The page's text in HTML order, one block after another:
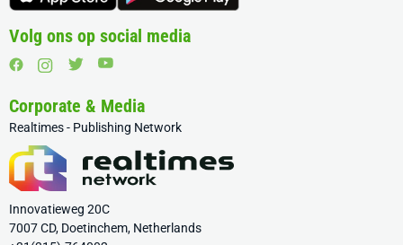
Volg ons op social media
Corporate & Media
Realtimes - Publishing Network
Innovatieweg 20C
7007 CD, Doetinchem, Netherlands